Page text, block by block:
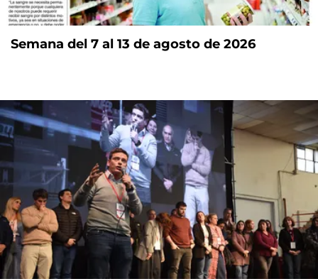
Semana del 7 al 13 de agosto de 2026